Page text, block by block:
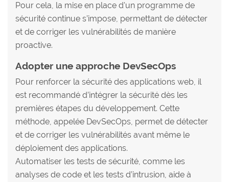
Pour cela, la mise en place d'un programme de
sécurité continue s’impose, permettant de détecter
et de corriger les vulnérabilités de manière
proactive.
Adopter une approche DevSecOps
Pour renforcer la sécurité des applications web, il
est recommandé d’intégrer la sécurité dès les
premières étapes du développement. Cette
méthode, appelée DevSecOps, permet de détecter
et de corriger les vulnérabilités avant même le
déploiement des applications.
Automatiser les tests de sécurité, comme les
analyses de code et les tests d’intrusion, aide à